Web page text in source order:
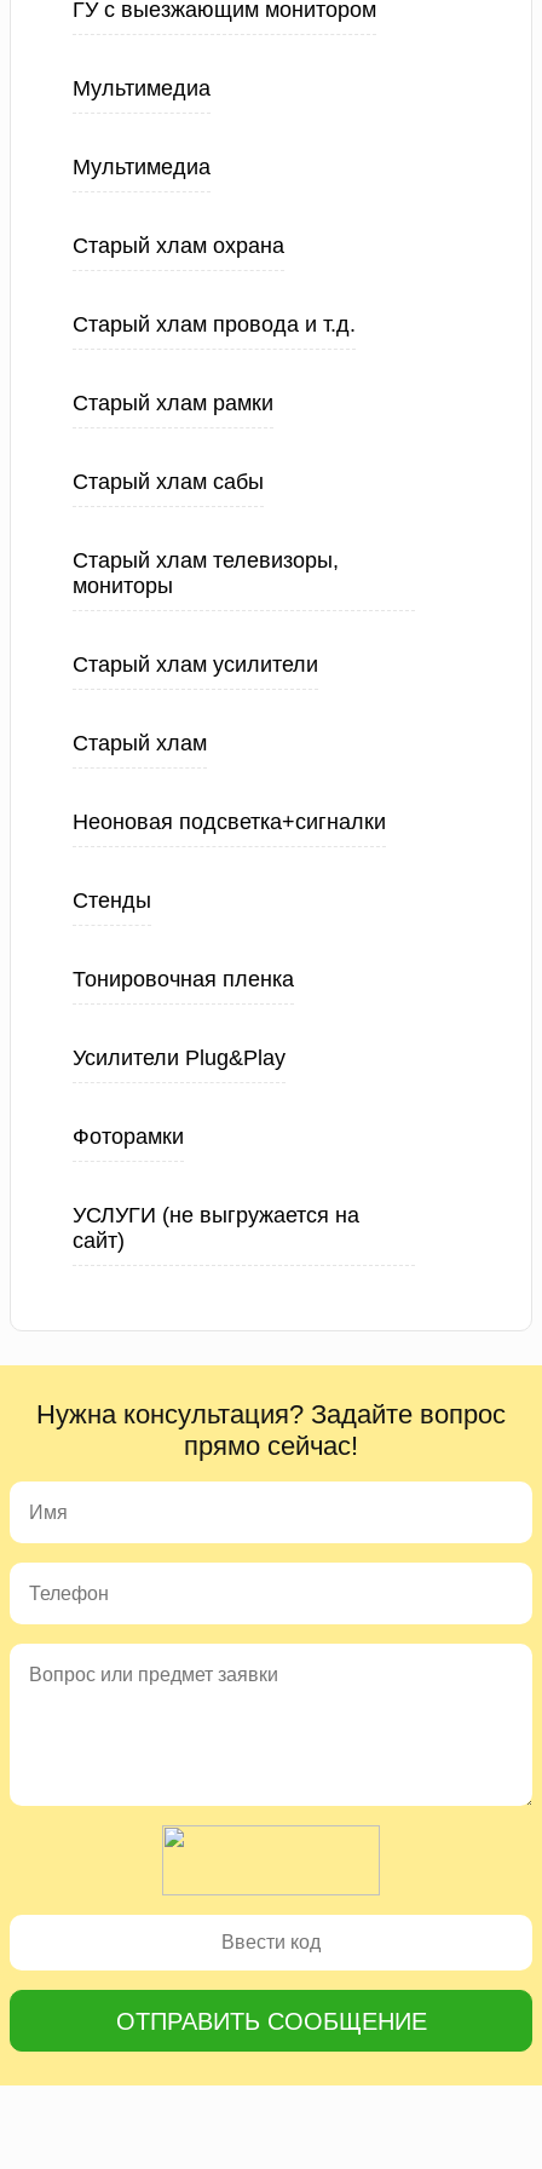
ГУ с выезжающим монитором
Мультимедиа
Мультимедиа
Старый хлам охрана
Старый хлам провода и т.д.
Старый хлам рамки
Старый хлам сабы
Старый хлам телевизоры,
мониторы
Старый хлам усилители
Старый хлам
Неоновая подсветка+сигналки
Стенды
Тонировочная пленка
Усилители Plug&Play
Фоторамки
УСЛУГИ (не выгружается на
сайт)
Нужна консультация? Задайте вопрос
прямо сейчас!
ОТПРАВИТЬ СООБЩЕНИЕ